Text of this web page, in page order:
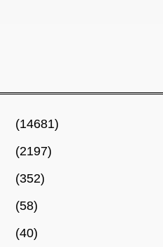
(14681)
(2197)
(352)
(58)
(40)